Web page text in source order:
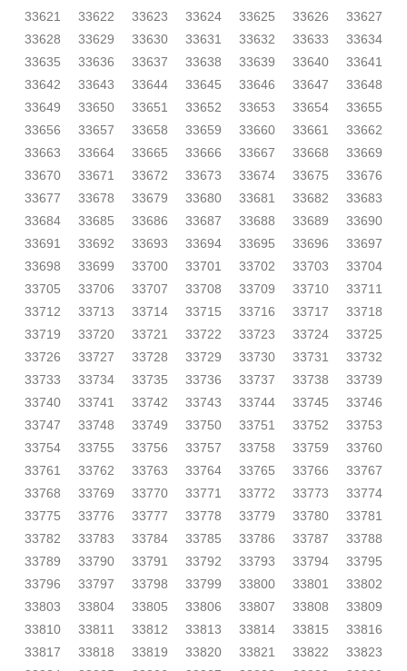
33621
33622 33623 33624 33625 33626
33627
33628
33629 33630 33631 33632 33633
33634
33635
33636 33637 33638 33639 33640
33641
33642
33643 33644 33645 33646 33647
33648
33649
33650 33651 33652 33653 33654
33655
33656
33657 33658 33659 33660 33661
33662
33663
33664 33665 33666 33667 33668
33669
33670
33671 33672 33673 33674 33675
33676
33677
33678 33679 33680 33681 33682
33683
33684
33685 33686 33687 33688 33689
33690
33691
33692 33693 33694 33695 33696
33697
33698
33699 33700 33701 33702 33703
33704
33705
33706 33707 33708 33709 33710
33711
33712
33713 33714 33715 33716 33717
33718
33719
33720 33721 33722 33723 33724
33725
33726
33727 33728 33729 33730 33731
33732
33733
33734 33735 33736 33737 33738
33739
33740
33741 33742 33743 33744 33745
33746
33747
33748 33749 33750 33751 33752
33753
33754
33755 33756 33757 33758 33759
33760
33761
33762 33763 33764 33765 33766
33767
33768
33769 33770 33771 33772 33773
33774
33775
33776 33777 33778 33779 33780
33781
33782
33783 33784 33785 33786 33787
33788
33789
33790 33791 33792 33793 33794
33795
33796
33797 33798 33799 33800 33801
33802
33803
33804 33805 33806 33807 33808
33809
33810
33811 33812 33813 33814 33815
33816
33817
33818 33819 33820 33821 33822
33823